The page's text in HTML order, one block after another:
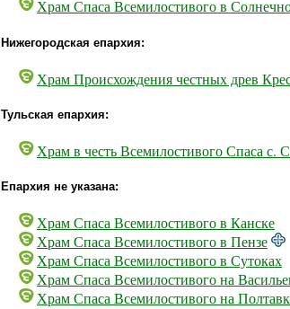
Храм Спаса Всемилостивого в
Нижегородская епархия:
Храм Происхождения честных древ
Тульская епархия:
Храм в честь Всемилостивого Спаса с.
Епархия не указана:
Храм Спаса Всемилостивого в Канске
Храм Спаса Всемилостивого в Пензе
Храм Спаса Всемилостивого в Сутоках
Храм Спаса Всемилостивого на
Храм Спаса Всемилостивого на